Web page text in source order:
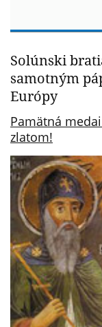
Solúnski
samotným
Európy
Pamätná
zlatom!